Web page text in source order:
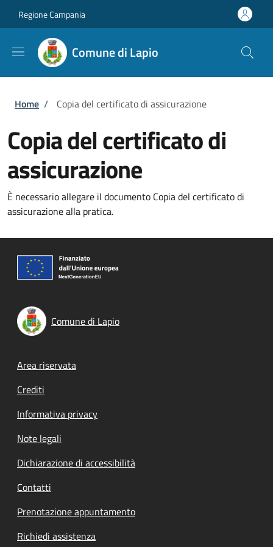
Regione Campania
Comune di Lapio
Briciole di pane
Home / Copia del certificato di assicurazione
Copia del certificato di
assicurazione
È necessario allegare il documento Copia del certificato di
assicurazione alla pratica.
Comune di Lapio
Footer menu
Area riservata
Crediti
Informativa privacy
Note legali
Dichiarazione di accessibilità
Contatti
Prenotazione appuntamento
Richiedi assistenza